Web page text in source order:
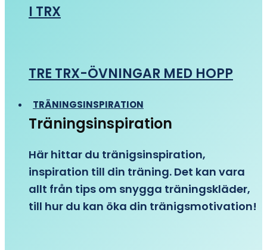
I TRX
TRE TRX-ÖVNINGAR MED HOPP
TRÄNINGSINSPIRATION
Träningsinspiration
Här hittar du tränigsinspiration,
inspiration till din träning. Det kan vara
allt från tips om snygga träningskläder,
till hur du kan öka din tränigsmotivation!